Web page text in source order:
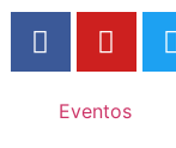
Eventos